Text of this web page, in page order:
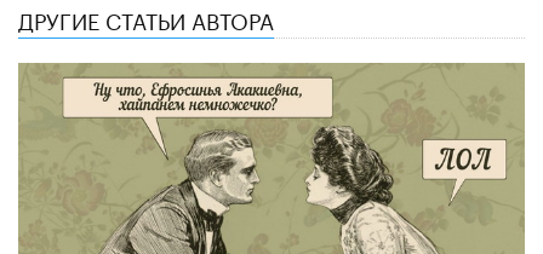
ДРУГИЕ СТАТЬИ АВТОРА